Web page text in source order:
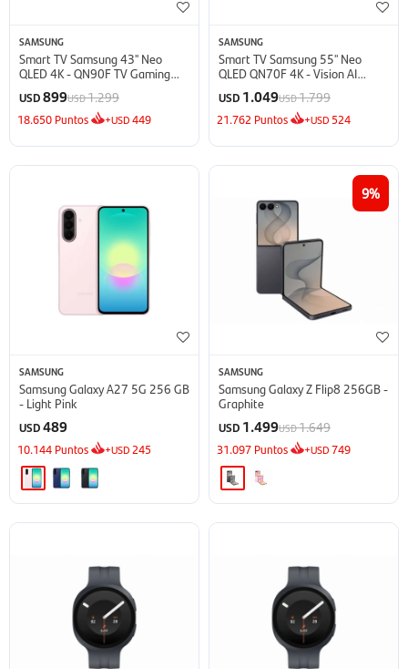
SAMSUNG
Smart TV Samsung 43'' Neo
QLED 4K - QN90F TV Gaming
USD899USD1.299
18.650 Puntos +USD449
SAMSUNG
Smart TV Samsung 55'' Neo
QLED QN70F 4K - Vision AI
USD 1.049USD1.799
21.762 Puntos +USD 524
SAMSUNG
Samsung Galaxy A27 5G 256 GB
- Light Pink
USD489
10.144 Puntos +USD 245
9
SAMSUNG
Samsung Galaxy Z Flip8 256GB -
Graphite
USD 1.499USD1.649
31.097 Puntos +USD749